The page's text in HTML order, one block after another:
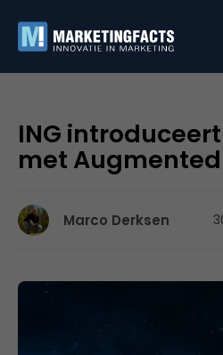
ING
met
Marco Derksen